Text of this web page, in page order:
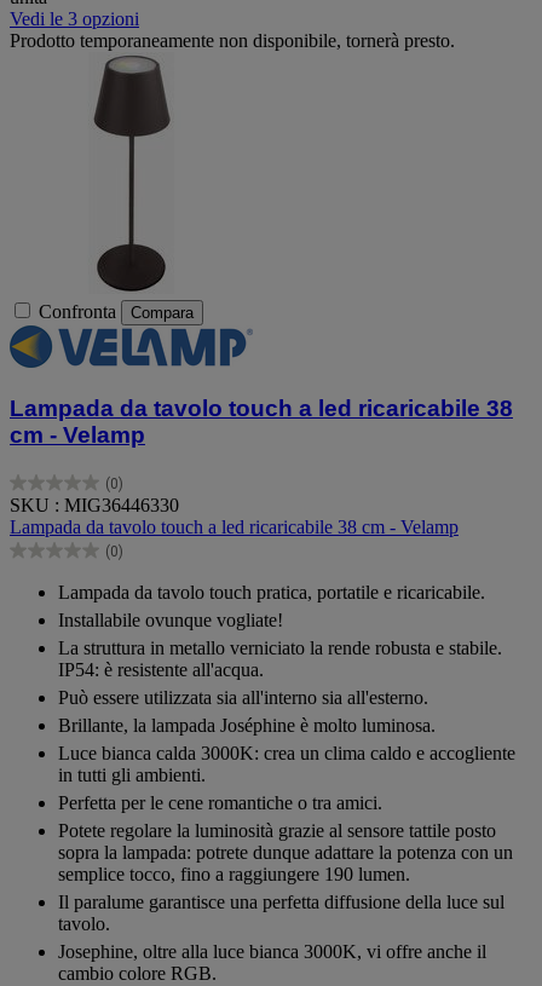
Vedi le 3 opzioni
Prodotto temporaneamente non disponibile, tornerà presto.
Confronta Compara
Lampada da tavolo touch a led ricaricabile 38
cm - Velamp
(0)
0.0
su
5
stelle.
SKU : MIG36446330
Lampada da tavolo touch a led ricaricabile 38 cm - Velamp
(0)
0.0
stelle.
Lampada da tavolo touch pratica, portatile e ricaricabile.
Installabile ovunque vogliate!
La struttura in metallo verniciato la rende robusta e stabile.
IP54: è resistente all'acqua.
Può essere utilizzata sia all'interno sia all'esterno.
Brillante, la lampada Joséphine è molto luminosa.
Luce bianca calda 3000K: crea un clima caldo e accogliente
in tutti gli ambienti.
Perfetta per le cene romantiche o tra amici.
Potete regolare la luminosità grazie al sensore tattile posto
sopra la lampada: potrete dunque adattare la potenza con un
semplice tocco, fino a raggiungere 190 lumen.
Il paralume garantisce una perfetta diffusione della luce sul
tavolo.
Josephine, oltre alla luce bianca 3000K, vi offre anche il
cambio colore RGB.